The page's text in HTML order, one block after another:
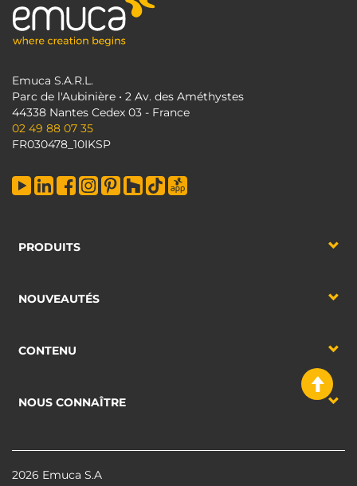
Emuca S.A.R.L.
Parc de l'Aubinière • 2 Av. des Améthystes
44338 Nantes Cedex 03 - France
02 49 88 07 35
FR030478_10IKSP
PRODUITS
NOUVEAUTÉS
CONTENU
NOUS CONNAÎTRE
2026 Emuca S.A